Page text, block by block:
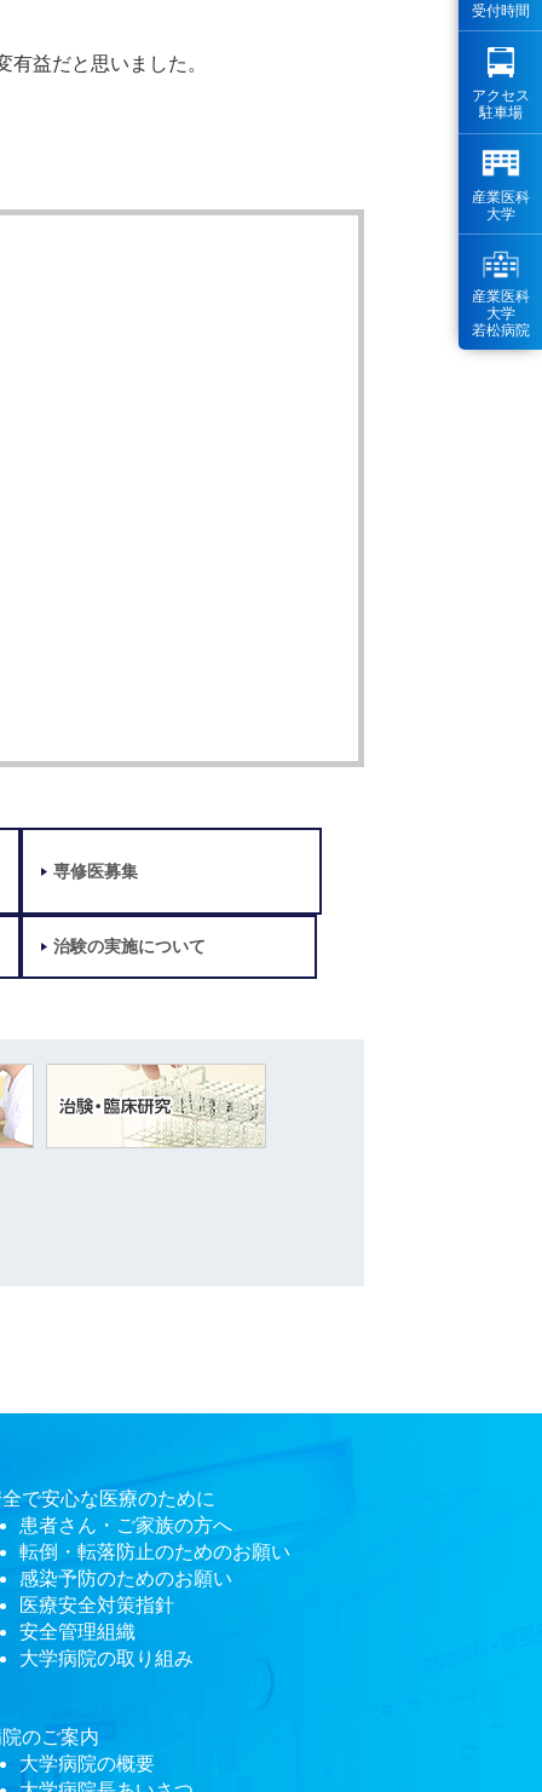
受付時間
アクセス
駐車場
産業医科
大学
産業医科
大学
若松病院
専修医募集
治験の実施について
益だと思いました。
で安心な医療のために
患者さん・ご家族の方へ
転倒・転落防止のためのお願い
感染予防のためのお願い
医療安全対策指針
安全管理組織
大学病院の取り組み
のご案内
大学病院の概要